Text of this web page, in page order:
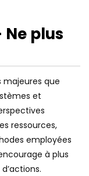
Later
01:00:00
: ON A
! LES JEUNES
L’AMOUR
19
31
32
37
38
Ne plus
majeures que
et
ressources,
employées
à plus